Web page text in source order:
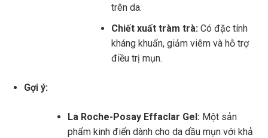
trên da.
Chiết xuất tràm trà: Có đặc tính
kháng khuẩn, giảm viêm và hỗ trợ
điều trị mụn.
Gợi ý:
La Roche-Posay Effaclar Gel: Một sản
phẩm kinh điển dành cho da dầu mụn với khả